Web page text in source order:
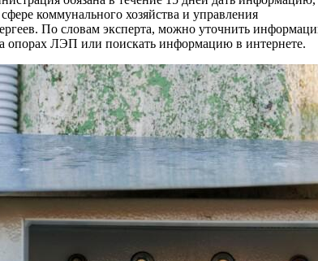
коммунального хозяйства и управления
По словам эксперта, можно уточнить
опорах ЛЭП или поискать информацию в интернете.